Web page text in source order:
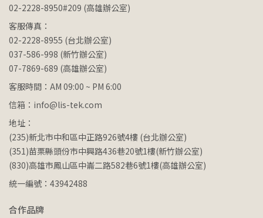
02-2228-8950#209 (高雄辦公室)
客服傳真：
02-2228-8955 (台北辦公室)
037-586-998 (新竹辦公室)
07-7869-689 (高雄辦公室)
客服時間：AM 09:00 ~ PM 6:00
信箱：info@lis-tek.com
地址：
(235)新北市中和區中正路926號4樓 (台北辦公室)
(351)苗栗縣頭份市中興路436巷20號1樓(新竹辦公室)
(830)高雄市鳳山區中崙二路582巷6號1樓(高雄辦公室)
統一編號：43942488
合作品牌